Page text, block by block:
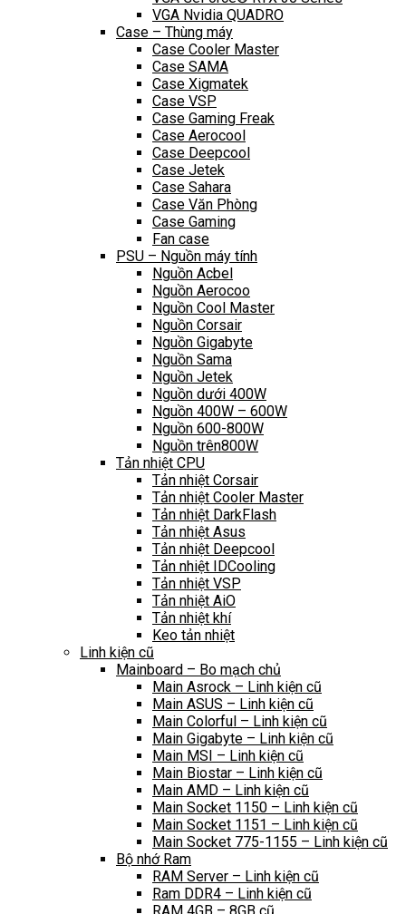
VGA Nvidia QUADRO
Case – Thùng máy
Case Cooler Master
Case SAMA
Case Xigmatek
Case VSP
Case Gaming Freak
Case Aerocool
Case Deepcool
Case Jetek
Case Sahara
Case Văn Phòng
Case Gaming
Fan case
PSU – Nguồn máy tính
Nguồn Acbel
Nguồn Aerocoo
Nguồn Cool Master
Nguồn Corsair
Nguồn Gigabyte
Nguồn Sama
Nguồn Jetek
Nguồn dưới 400W
Nguồn 400W – 600W
Nguồn 600-800W
Nguồn trên800W
Tản nhiệt CPU
Tản nhiệt Corsair
Tản nhiệt Cooler Master
Tản nhiệt DarkFlash
Tản nhiệt Asus
Tản nhiệt Deepcool
Tản nhiệt IDCooling
Tản nhiệt VSP
Tản nhiệt AiO
Tản nhiệt khí
Keo tản nhiệt
Linh kiện cũ
Mainboard – Bo mạch chủ
Main Asrock – Linh kiện cũ
Main ASUS – Linh kiện cũ
Main Colorful – Linh kiện cũ
Main Gigabyte – Linh kiện cũ
Main MSI – Linh kiện cũ
Main Biostar – Linh kiện cũ
Main AMD – Linh kiện cũ
Main Socket 1150 – Linh kiện cũ
Main Socket 1151 – Linh kiện cũ
Main Socket 775-1155 – Linh kiện cũ
Bộ nhớ Ram
RAM Server – Linh kiện cũ
Ram DDR4 – Linh kiện cũ